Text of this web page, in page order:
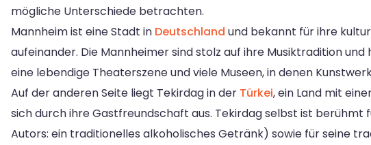
mögliche Unterschiede betrachten.
Mannheim ist eine Stadt in Deutschland und bekannt für ihre
aufeinander. Die Mannheimer sind stolz auf ihre Musiktradition
eine lebendige Theaterszene und viele Museen, in denen
Auf der anderen Seite liegt Tekirdag in der Türkei, ein Land mit
sich durch ihre Gastfreundschaft aus. Tekirdag selbst ist berühmt
Autors: ein traditionelles alkoholisches Getränk) sowie für seine